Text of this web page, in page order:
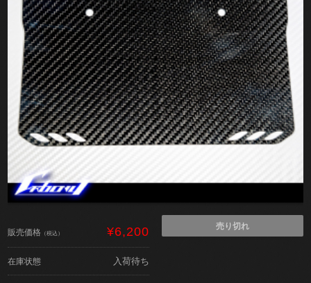
販売価格 （税込） ¥6,200
在庫状態 入荷待ち
売り切れ